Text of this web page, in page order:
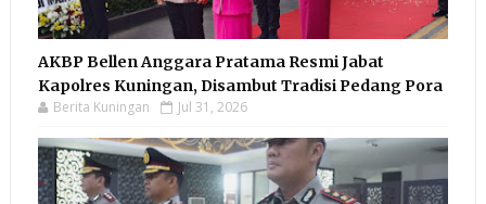
AKBP Bellen Anggara Pratama Resmi Jabat
Kapolres Kuningan, Disambut Tradisi Pedang Pora
Berita Kuningan Jul 31, 2026